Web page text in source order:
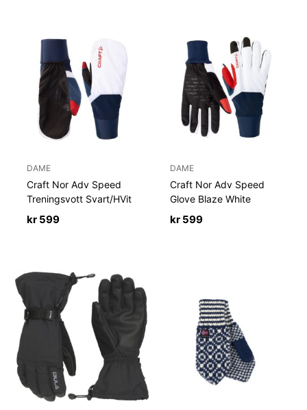
DAME
Craft Nor Adv Speed
Treningsvott Svart/HVit
kr 599
DAME
Craft Nor Adv Speed
Glove Blaze White
kr 599